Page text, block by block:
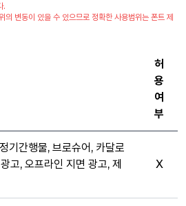
.
의 변동이 있을 수 있으므로 정확한 사용범위는 폰트 제
허
용
여
부
기간행물, 브로슈어, 카달로
고, 오프라인 지면 광고, 제
X